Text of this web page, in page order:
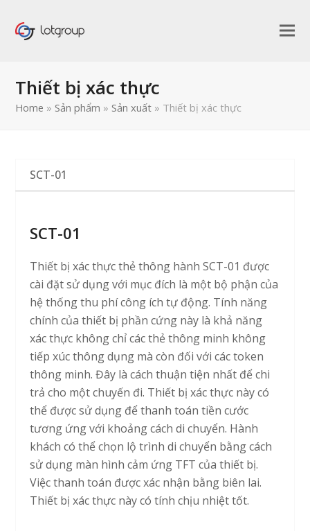
Thiết bị xác thực
Home » Sản phẩm » Sản xuất » Thiết bị xác thực
SCT-01
SCT-01
Thiết bị xác thực thẻ thông hành SCT-01 được
cài đặt sử dụng với mục đích là một bộ phận của
hệ thống thu phí công ích tự động. Tính năng
chính của thiết bị phần cứng này là khả năng
xác thực không chỉ các thẻ thông minh không
tiếp xúc thông dụng mà còn đối với các token
thông minh. Đây là cách thuận tiện nhất để chi
trả cho một chuyến đi. Thiết bị xác thực này có
thể được sử dụng để thanh toán tiền cước
tương ứng với khoảng cách di chuyển. Hành
khách có thể chọn lộ trình di chuyển bằng cách
sử dụng màn hình cảm ứng TFT của thiết bị.
Việc thanh toán được xác nhận bằng biên lai.
Thiết bị xác thực này có tính chịu nhiệt tốt.